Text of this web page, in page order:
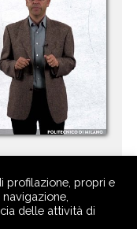
profilazione, propri e
delle attività di